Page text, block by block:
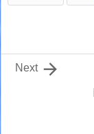

Next